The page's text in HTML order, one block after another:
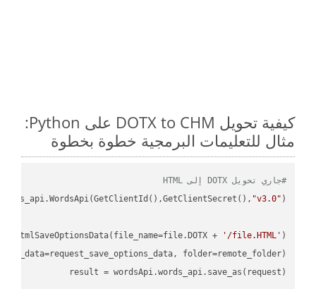
كيفية تحويل DOTX to CHM على Python:
مثال للتعليمات البرمجية خطوة بخطوة
#جاري تحويل DOTX إلى HTML
"v3.0"
+ '/file.HTML' )
folder=remote_folder)
result